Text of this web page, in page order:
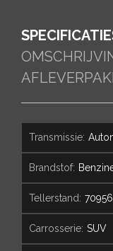
transmissie:
brandstof:
tellerstand:
carrosserie: SUV